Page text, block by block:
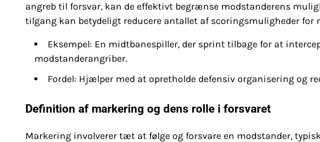
angreb til forsvar, kan de effektivt begrænse modstanderens
tilgang kan betydeligt reducere antallet af scoringsmuligheder for
Eksempel: En midtbanespiller, der sprint tilbage for at
modstanderangriber.
Fordel: Hjælper med at opretholde defensiv organisering og
Definition af markering og dens rolle i forsvaret
Markering involverer tæt at følge og forsvare en modstander,